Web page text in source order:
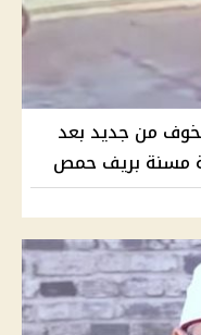
من جديد بعد
مسنة بريف حمص